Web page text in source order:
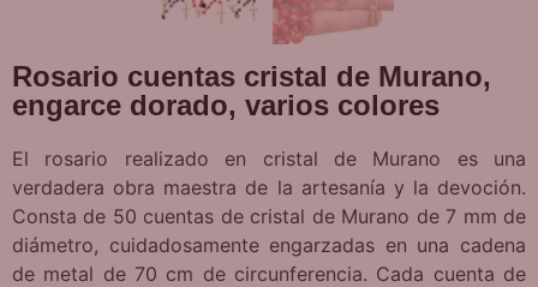
Rosario cuentas cristal de Murano,
engarce dorado, varios colores
El rosario realizado en cristal de Murano es una
verdadera obra maestra de la artesanía y la devoción.
Consta de 50 cuentas de cristal de Murano de 7 mm de
diámetro, cuidadosamente engarzadas en una cadena
de metal de 70 cm de circunferencia. Cada cuenta de